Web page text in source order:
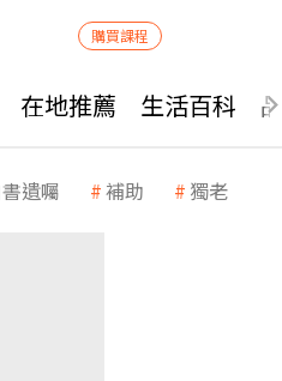
購買課程
在地推薦 生活百科
遺囑 補助 獨老